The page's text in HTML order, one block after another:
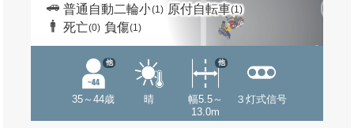
普通自動二輪小(1) 原付自転車(1)
死亡(0) 負傷(1)
35～44歳
他
晴
幅5.5～
13.0m
他
３灯式信号